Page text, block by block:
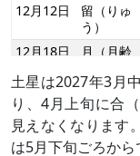
12月12日
留（りゅ
う）
12月18日
月（月齢
12月29日
東矩（とう
く）
土星は2027年3月
り、4月上旬に合
見えなくなります
は5月下旬ごろから